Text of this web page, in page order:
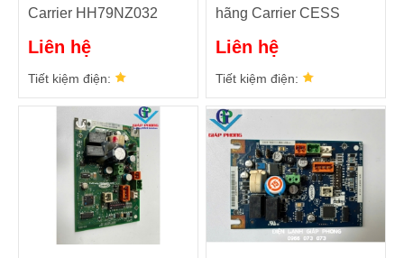
Carrier HH79NZ032
Liên hệ
Tiết kiệm điện:
hãng Carrier CESS
Liên hệ
Tiết kiệm điện: